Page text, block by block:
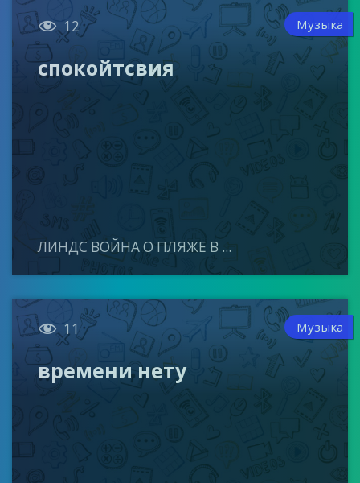
 12 Музыка
спокойтсвия
ЛИНДС ВОЙНА О ПЛЯЖЕ В ...
 11 Музыка
времени нету